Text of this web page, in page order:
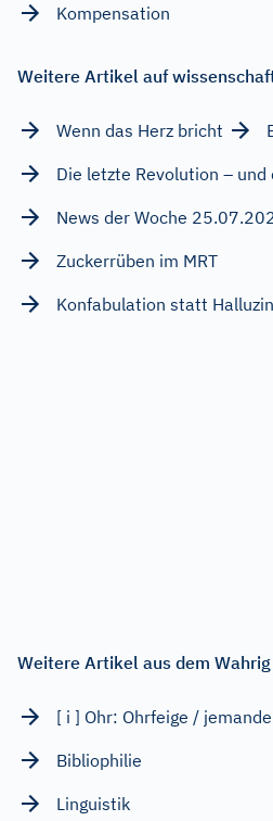
Kompensation
Weitere Artikel auf
Wenn das Herz bricht
Die letzte Revolution – und
News der Woche
Zuckerrüben im MRT
Konfabulation statt
Weitere Artikel aus dem
[ i ] Ohr: Ohrfeige /
Bibliophilie
Linguistik